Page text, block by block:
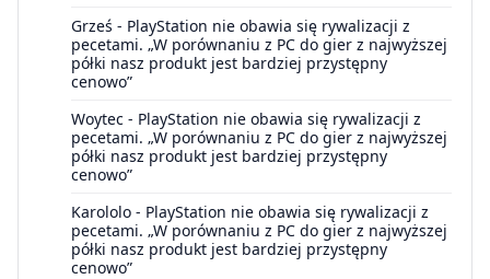
Grześ - PlayStation nie obawia się rywalizacji z
pecetami. „W porównaniu z PC do gier z najwyższej
półki nasz produkt jest bardziej przystępny
cenowo”
Woytec - PlayStation nie obawia się rywalizacji z
pecetami. „W porównaniu z PC do gier z najwyższej
półki nasz produkt jest bardziej przystępny
cenowo”
Karololo - PlayStation nie obawia się rywalizacji z
pecetami. „W porównaniu z PC do gier z najwyższej
półki nasz produkt jest bardziej przystępny
cenowo”